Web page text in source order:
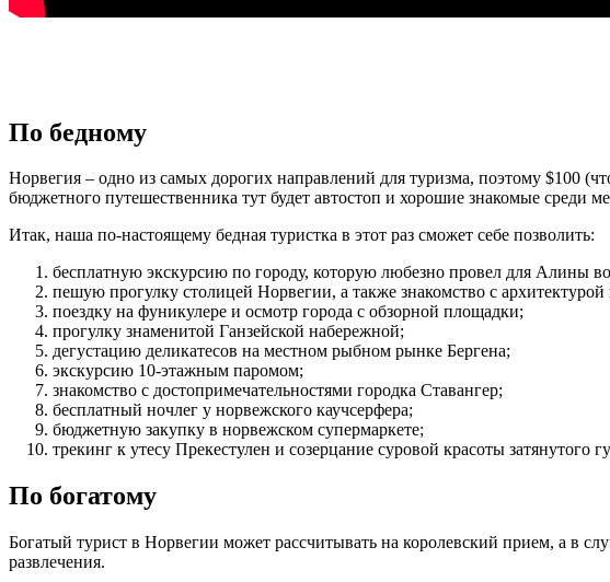
По бедному
Норвегия – одно из самых дорогих направлений для туризма, поэтому $100
бюджетного путешественника тут будет автостоп и хорошие знакомые среди
Итак, наша по-настоящему бедная туристка в этот раз сможет себе позволить:
бесплатную экскурсию по городу, которую любезно провел для Алины
пешую прогулку столицей Норвегии, а также знакомство с
поездку на фуникулере и осмотр города с обзорной площадки;
прогулку знаменитой Ганзейской набережной;
дегустацию деликатесов на местном рыбном рынке Бергена;
экскурсию 10-этажным паромом;
знакомство с достопримечательностями городка Ставангер;
бесплатный ночлег у норвежского каучсерфера;
бюджетную закупку в норвежском супермаркете;
трекинг к утесу Прекестулен и созерцание суровой красоты
По богатому
Богатый турист в Норвегии может рассчитывать на королевский прием, а в
развлечения.